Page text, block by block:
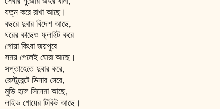
যত্ন করে রাখা আছে।
বছরে দুবার বিদেশ আছে,
ঘরের কাছেও ফ্লাইট করে
গোয়া কিংবা জয়পুরে
সময় পেলেই ঘোরা আছে।
সপ্তাহেতে দুবার করে,
রেস্টুরেন্টে ডিনার সেরে,
মুভি হলে সিনেমা আছে,
লাইভ শোয়ের টিকিট আছে।